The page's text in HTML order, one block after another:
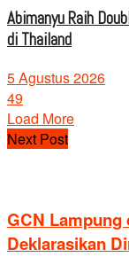
Abimanyu Raih
di Thailand
5 Agustus 2026
49
Load More
Next Post
GCN Lampung
Deklarasikan